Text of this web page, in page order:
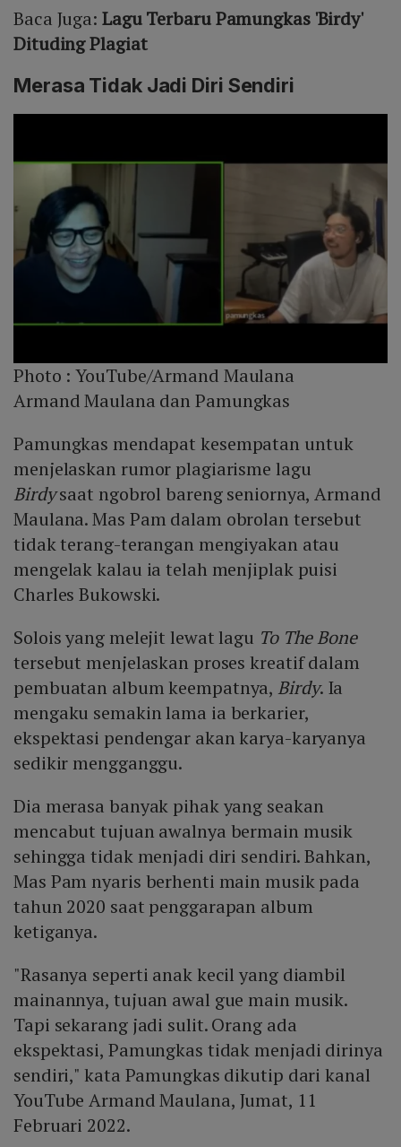
Baca Juga: Lagu Terbaru Pamungkas 'Birdy'
Dituding Plagiat
Merasa Tidak Jadi Diri Sendiri
Photo :YouTube/Armand Maulana
Armand Maulana dan Pamungkas
Pamungkas mendapat kesempatan untuk
menjelaskan rumor plagiarisme lagu
Birdysaat ngobrol bareng seniornya, Armand
Maulana. Mas Pam dalam obrolan tersebut
tidak terang-terangan mengiyakan atau
mengelak kalau ia telah menjiplak puisi
Charles Bukowski.
Solois yang melejit lewat lagu To The Bone
tersebut menjelaskan proses kreatif dalam
pembuatan album keempatnya, Birdy. Ia
mengaku semakin lama ia berkarier,
ekspektasi pendengar akan karya-karyanya
sedikir mengganggu.
Dia merasa banyak pihak yang seakan
mencabut tujuan awalnya bermain musik
sehingga tidak menjadi diri sendiri. Bahkan,
Mas Pam nyaris berhenti main musik pada
tahun 2020 saat penggarapan album
ketiganya.
"Rasanya seperti anak kecil yang diambil
mainannya, tujuan awal gue main musik.
Tapi sekarang jadi sulit. Orang ada
ekspektasi, Pamungkas tidak menjadi dirinya
sendiri," kata Pamungkas dikutip dari kanal
YouTube Armand Maulana, Jumat, 11
Februari 2022.